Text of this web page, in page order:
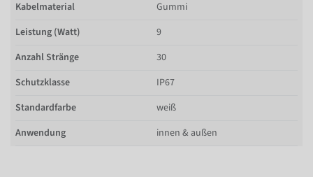
Kabelmaterial
Gummi
Leistung (Watt)
9
Anzahl Stränge
30
Schutzklasse
IP67
Standardfarbe
weiß
Anwendung
innen & außen